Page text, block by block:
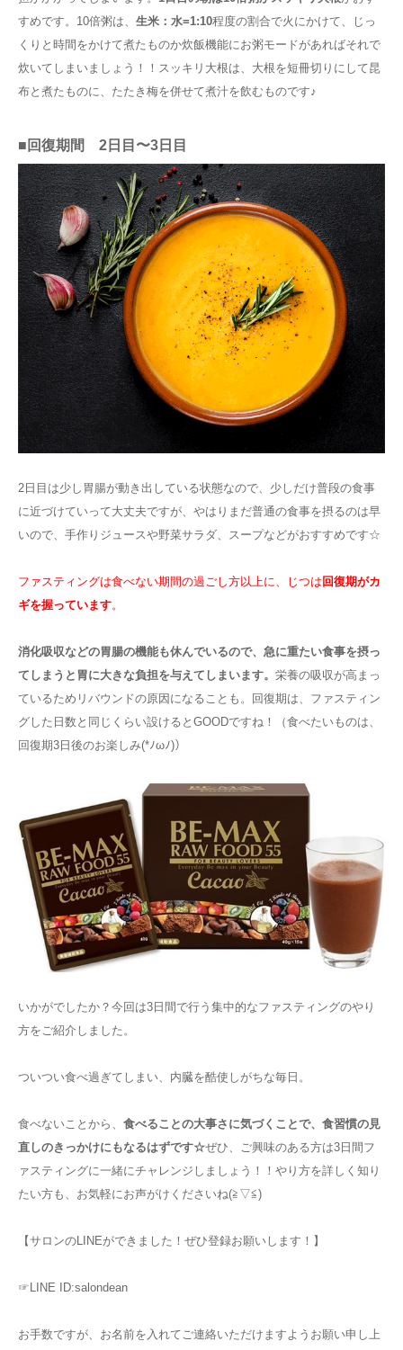
すめです。10倍粥は、 生米：水=1:10程度の割合で火にかけて、じっ
くりと時間をかけて煮たものか炊飯機能にお粥モードがあればそれで
炊いてしまいましょう！！スッキリ大根は、大根を短冊切りにして昆
布と煮たものに、たたき梅を併せて煮汁を飲むものです♪
■回復期間 2日目〜3日目
2日目は少し胃腸が動き出している状態なので、少しだけ普段の食事
に近づけていって大丈夫ですが、やはりまだ普通の食事を摂るのは早
いので、手作りジュースや野菜サラダ、スープなどがおすすめです☆
ファスティングは食べない期間の過ごし方以上に、じつは 回復期がカ
ギを握っています。
消化吸収などの胃腸の機能も休んでいるので、急に重たい食事を摂っ
てしまうと 胃に大きな負担を与えてしまいます。 栄養の吸収が高まっ
ているためリバウンドの原因になることも。回復期は、ファスティン
グした日数と同じくらい設けるとGOODですね！（食べたいものは、
回復期3日後のお楽しみ(*ﾉωﾉ)）
いかがでしたか？今回は3日間で行う集中的なファスティングのやり
方をご紹介しました。
ついつい食べ過ぎてしまい、内臓を酷使しがちな毎日。
食べないことから、 食べることの大事さに気づくことで、食習慣の見
直しのきっかけにもなるはずです☆ぜひ、ご興味のある方は3日間フ
ァスティングに一緒にチャレンジしましょう！！やり方を詳しく知り
たい方も、お気軽にお声がけくださいね(≧▽≦)
【サロンのLINEができました！ぜひ登録お願いします！】
☞LINE ID:salondean
お手数ですが、お名前を入れてご連絡いただけますようお願い申し上